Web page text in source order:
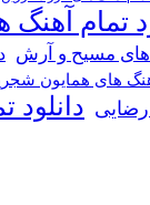
تمام
های مسیح و آرش
های همایون
رضایی